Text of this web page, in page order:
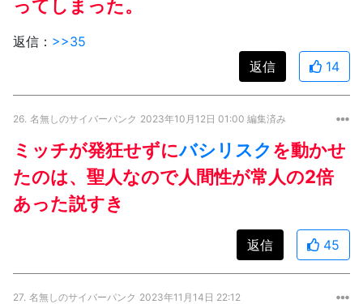
ってしまった。
返信： >>35
返信
14
26. 名無しのサイバーパンク 2023年10月12日 01:00 編集済み
ミッチが発狂せずにバシリスク を動かせ
たのは、聖人なので人間性が常人の2倍
あった説すき
返信 45
27. 名無しのサイバーパンク 2023年11月14日 22:12